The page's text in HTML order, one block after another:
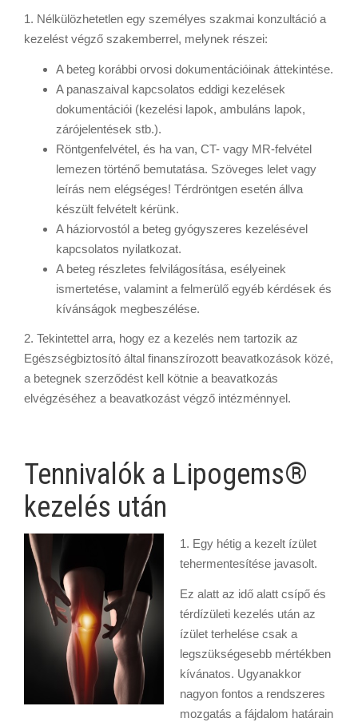
1. Nélkülözhetetlen egy személyes szakmai konzultáció a
kezelést végző szakemberrel, melynek részei:
A beteg korábbi orvosi dokumentációinak áttekintése.
A panaszaival kapcsolatos eddigi kezelések
dokumentációi (kezelési lapok, ambuláns lapok,
zárójelentések stb.).
Röntgenfelvétel, és ha van, CT- vagy MR-felvétel
lemezen történő bemutatása. Szöveges lelet vagy
leírás nem elégséges! Térdröntgen esetén állva
készült felvételt kérünk.
A háziorvostól a beteg gyógyszeres kezelésével
kapcsolatos nyilatkozat.
A beteg részletes felvilágosítása, esélyeinek
ismertetése, valamint a felmerülő egyéb kérdések és
kívánságok megbeszélése.
2. Tekintettel arra, hogy ez a kezelés nem tartozik az
Egészségbiztosító által finanszírozott beavatkozások közé,
a betegnek szerződést kell kötnie a beavatkozás
elvégzéséhez a beavatkozást végző intézménnyel.
Tennivalók a Lipogems®
kezelés után
1. Egy hétig a kezelt ízület
tehermentesítése javasolt.
Ez alatt az idő alatt csípő­ és
térdízületi kezelés után az
ízület terhelése csak a
legszükségesebb mértékben
kívánatos. Ugyanakkor
nagyon fontos a rendszeres
mozgatás a fájdalom határain